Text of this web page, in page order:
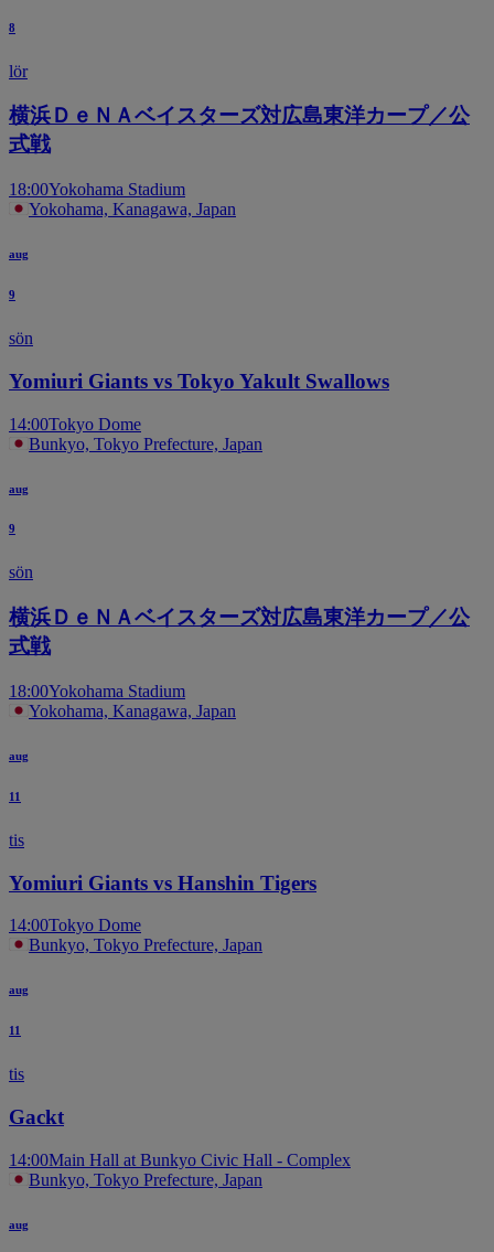
8
lör
横浜ＤｅＮＡベイスターズ対広島東洋カープ／公
式戦
18:00Yokohama Stadium
Yokohama, Kanagawa, Japan
aug
9
sön
Yomiuri Giants vs Tokyo Yakult Swallows
14:00Tokyo Dome
Bunkyo, Tokyo Prefecture, Japan
aug
9
sön
横浜ＤｅＮＡベイスターズ対広島東洋カープ／公
式戦
18:00Yokohama Stadium
Yokohama, Kanagawa, Japan
aug
11
tis
Yomiuri Giants vs Hanshin Tigers
14:00Tokyo Dome
Bunkyo, Tokyo Prefecture, Japan
aug
11
tis
Gackt
14:00Main Hall at Bunkyo Civic Hall - Complex
Bunkyo, Tokyo Prefecture, Japan
aug